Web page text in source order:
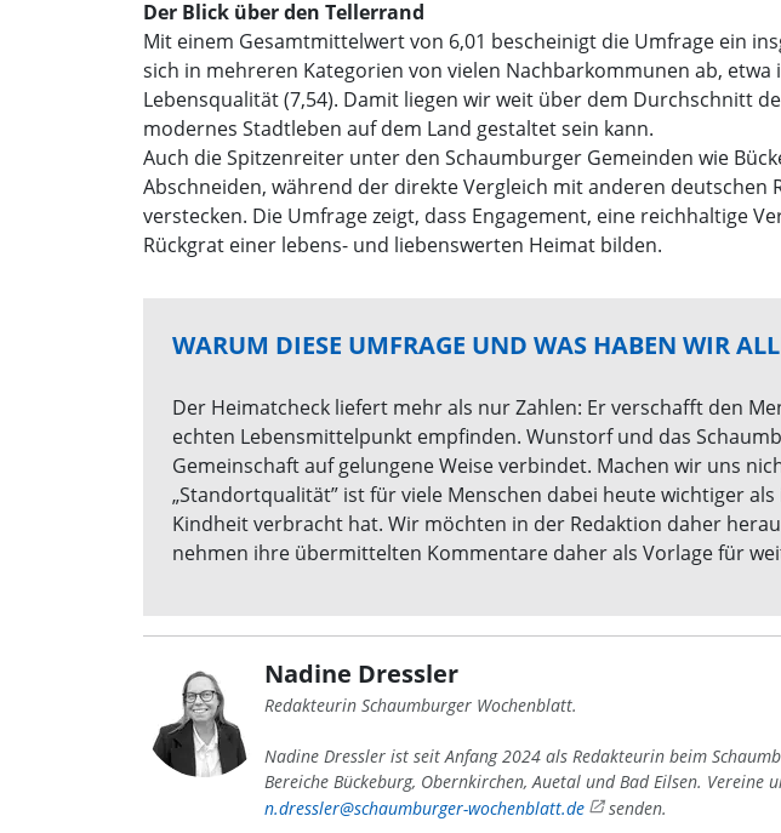
Der Blick über den Tellerrand
Mit einem Gesamtmittelwert von 6,01 bescheinigt die Umfrage ein
sich in mehreren Kategorien von vielen Nachbarkommunen ab,
Lebensqualität (7,54). Damit liegen wir weit über dem Durchschnitt
modernes Stadtleben auf dem Land gestaltet sein kann.
Auch die Spitzenreiter unter den Schaumburger Gemeinden wie
Abschneiden, während der direkte Vergleich mit anderen
verstecken. Die Umfrage zeigt, dass Engagement, eine reichhaltige
Rückgrat einer lebens- und liebenswerten Heimat bilden.
WARUM DIESE UMFRAGE UND WAS HABEN WIR
Der Heimatcheck liefert mehr als nur Zahlen: Er verschafft den
echten Lebensmittelpunkt empfinden. Wunstorf und das
Gemeinschaft auf gelungene Weise verbindet. Machen wir uns
„Standortqualität” ist für viele Menschen dabei heute wichtiger
Kindheit verbracht hat. Wir möchten in der Redaktion daher
nehmen ihre übermittelten Kommentare daher als Vorlage für
Nadine Dressler
Redakteurin Schaumburger Wochenblatt.
Nadine Dressler ist seit Anfang 2024 als Redakteurin beim
Bereiche Bückeburg, Obernkirchen, Auetal und Bad Eilsen.
n.dressler@schaumburger-wochenblatt.de
senden.